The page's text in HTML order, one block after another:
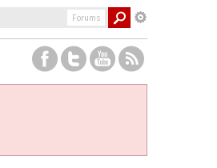
Forums